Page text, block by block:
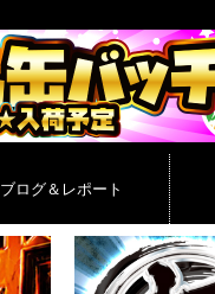
ブログ＆レポート